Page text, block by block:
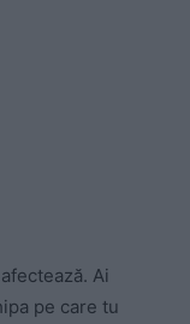
Ai
pe care tu